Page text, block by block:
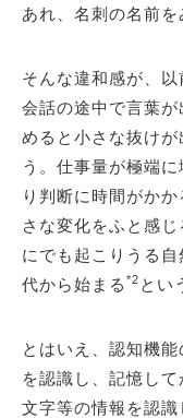
あれ、名刺の名前
そんな違和感が、以
会話の途中で言葉
めると小さな抜け
う。仕事量が極端
り判断に時間がか
さな変化をふと感
にでも起こりうる
代から始まる *2 とい
とはいえ、認知機
を認識し、記憶し
文字等の情報を認